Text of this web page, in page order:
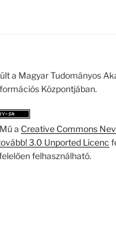
a Magyar Tudományos
Központjában.
a Creative Commons
3.0 Unported Licenc
felhasználható.